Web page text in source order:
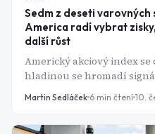
Sedm z deseti varovných
America radí vybrat
další růst
Americký akciový index
hladinou se hromadí
blikaly v únoru roku 2000.
Martin Sedláček 6 min čtení 10.